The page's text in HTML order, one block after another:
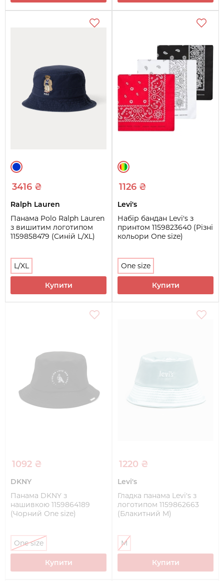
3416 ₴
Ralph Lauren
Панама Polo Ralph Lauren
з вишитим логотипом
1159858479 (Синій L/XL)
L/XL
Купити
1126 ₴
Levi's
Набір бандан Levi's з
принтом 1159823640 (Різні
кольори One size)
One size
Купити
1092 ₴
DKNY
Панама DKNY з
нашивкою 1159864189
(Чорний One size)
One size
Купити
1220 ₴
Levi's
Гладка панама Levi's з
логотипом 1159862663
(Блакитний M)
M
Купити